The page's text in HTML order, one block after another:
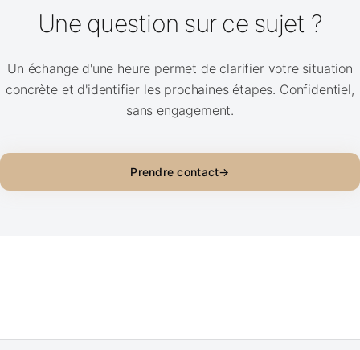
Une question sur ce sujet ?
Un échange d'une heure permet de clarifier votre situation
concrète et d'identifier les prochaines étapes. Confidentiel,
sans engagement.
Prendre contact→